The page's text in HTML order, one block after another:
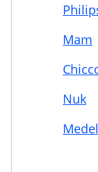
Mam
Nuk